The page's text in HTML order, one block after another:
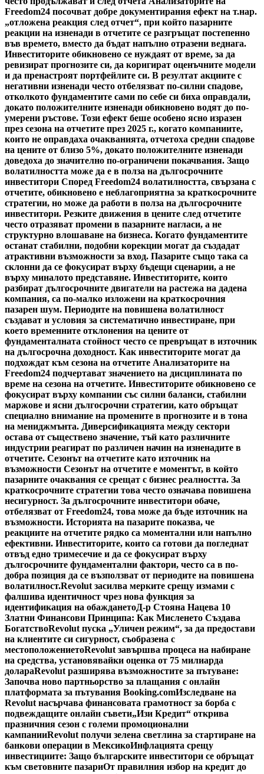
Freedom24 посочват добре документирания ефект на т.нар.
„отложена реакция след отчет“, при който пазарните
реакции на изненади в отчетите се разгръщат постепенно
във времето, вместо да бъдат напълно отразени веднага.
Инвеститорите обикновено се нуждаят от време, за да
ревизират прогнозите си, да коригират оценъчните модели
и да пренастроят портфейлите си. В резултат акциите с
негативни изненади често отбелязват по-силни спадове,
отколкото фундаментите сами по себе си биха оправдали,
докато положителните изненади обикновено водят до по-
умерени ръстове. Този ефект беше особено ясно изразен
през сезона на отчетите през 2025 г., когато компаниите,
които не оправдаха очакванията, отчетоха средни спадове
на цените от близо 5%, докато положителните изненади
доведоха до значително по-ограничени покачвания. Защо
волатилността може да е в полза на дългосрочните
инвеститори Според Freedom24 волатилността, свързана с
отчетите, обикновено е неблагоприятна за краткосрочните
стратегии, но може да работи в полза на дългосрочните
инвеститори. Резките движения в цените след отчетите
често отразяват промени в пазарните нагласи, а не
структурно влошаване на бизнеса. Когато фундаментите
останат стабилни, подобни корекции могат да създадат
атрактивни възможности за вход. Пазарите също така са
склонни да се фокусират върху бъдещи сценарии, а не
върху миналото представяне. Инвеститорите, които
разбират дългосрочните двигатели на растежа на дадена
компания, са по-малко изложени на краткосрочния
пазарен шум. Периодите на повишена волатилност
създават и условия за систематично инвестиране, при
което временните отклонения на цените от
фундаменталната стойност често се превръщат в източник
на дългосрочна доходност. Как инвеститорите могат да
подхождат към сезона на отчетите Анализаторите на
Freedom24 подчертават значението на дисциплината по
време на сезона на отчетите. Инвеститорите обикновено се
фокусират върху компании със силни баланси, стабилни
маржове и ясни дългосрочни стратегии, като обръщат
специално внимание на промените в прогнозите и в тона
на мениджмънта. Диверсификацията между сектори
остава от съществено значение, тъй като различните
индустрии реагират по различен начин на изненадите в
отчетите. Сезонът на отчетите като източник на
възможности Сезонът на отчетите е моментът, в който
пазарните очаквания се срещат с бизнес реалността. За
краткосрочните стратегии това често означава повишена
несигурност. За дългосрочните инвеститори обаче,
отбелязват от Freedom24, това може да бъде източник на
възможности. Историята на пазарите показва, че
реакциите на отчетите рядко са моментални или напълно
ефективни. Инвеститорите, които са готови да погледнат
отвъд едно тримесечие и да се фокусират върху
дългосрочните фундаментални фактори, често са в по-
добра позиция да се възползват от периодите на повишена
волатилност.Revolut засилва мерките срещу измами с
фалшива идентичност чрез нова функция за
идентификация на обажданетоД-р Стояна Нацева 10
Златни Финансови Принципа: Как Мисленето Създава
БогатствоRevolut пуска „Уличен режим“, за да предостави
на клиентите си сигурност, съобразена с
местоположениетоRevolut завършва процеса на набиране
на средства, установявайки оценка от 75 милиарда
долараRevolut разширява възможностите за пътуване:
Започва ново партньорство за плащания с онлайн
платформата за пътувания Booking.comИзследване на
Revolut насърчава финансовата грамотност за борба с
подвеждащите онлайн съвети„Изи Кредит“ открива
празничния сезон с големи промоционални
кампанииRevolut получи зелена светлина за стартиране на
банкови операции в МексикоИнфлацията срещу
инвестициите: Защо българските инвеститори се обръщат
към световните пазариОт правилния избор на кредит до